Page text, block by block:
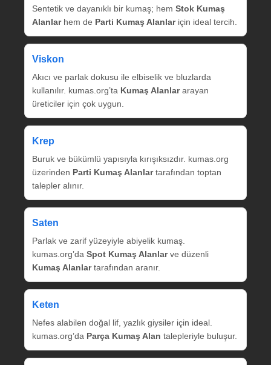
Sentetik ve dayanıklı bir kumaş; hem Stok Kumaş
Alanlarhem de Parti Kumaş Alanlariçin ideal tercih.
Viskon
Akıcı ve parlak dokusu ile elbiselik ve bluzlarda
kullanılır. kumas.org’ta Kumaş Alanlararayan
üreticiler için çok uygun.
Krep
Buruk ve bükümlü yapısıyla kırışıksızdır. kumas.org
üzerinden Parti Kumaş Alanlartarafından toptan
talepler alınır.
Saten
Parlak ve zarif yüzeyiyle abiyelik kumaş.
kumas.org’da Spot Kumaş Alanlarve düzenli
Kumaş Alanlartarafından aranır.
Keten
Nefes alabilen doğal lif, yazlık giysiler için ideal.
kumas.org’da Parça Kumaş Alan talepleriyle buluşur.